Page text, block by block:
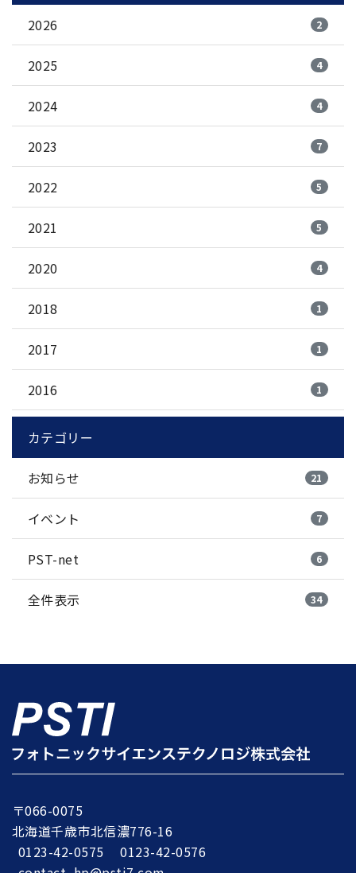
2026 2
2025 4
2024 4
2023 7
2022 5
2021 5
2020 4
2018 1
2017 1
2016 1
カテゴリー
お知らせ 21
イベント 7
PST-net 6
全件表示 34
〒066-0075
北海道千歳市北信濃776-16
0123-42-0575
0123-42-0576